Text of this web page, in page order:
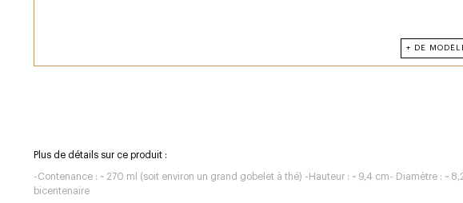
+ DE
Plus de détails sur ce produit :
-Contenance : ~ 270 ml (soit environ un grand gobelet à thé) -Hauteur : ~ 9,4 cm- Diamètre : ~
bicentenaire